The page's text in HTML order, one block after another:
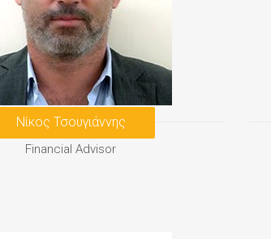
Νίκος Τσουγιάννης
Financial Advisor